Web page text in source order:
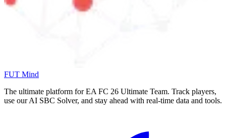
FUT Mind
The ultimate platform for EA FC 26 Ultimate Team. Track players,
use our AI SBC Solver, and stay ahead with real-time data and tools.